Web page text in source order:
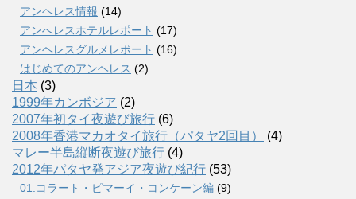
アンヘレス情報 (14)
アンへレスホテルレポート (17)
アンヘレスグルメレポート (16)
はじめてのアンヘレス (2)
日本 (3)
1999年カンボジア (2)
2007年初タイ夜遊び旅行 (6)
2008年香港マカオタイ旅行（パタヤ2回目）
(4)
マレー半島縦断夜遊び旅行 (4)
2012年パタヤ発アジア夜遊び紀行 (53)
01.コラート・ピマーイ・コンケーン編 (9)